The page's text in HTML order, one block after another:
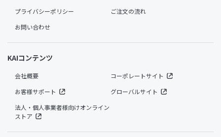
プライバシーポリシー
ご注文の流れ
お問い合わせ
KAIコンテンツ
会社概要
コーポレートサイト
お客様サポート
グローバルサイト
法人・個人事業者様向けオンライン
ストア